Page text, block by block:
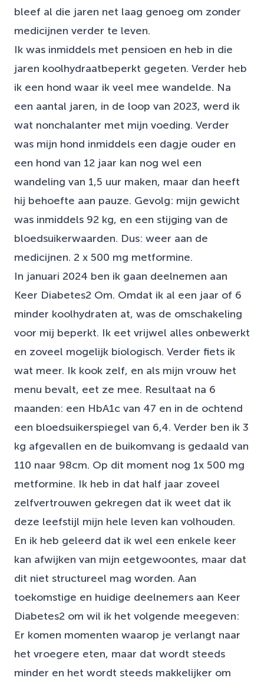
bleef al die jaren net laag genoeg om zonder
medicijnen verder te leven.
Ik was inmiddels met pensioen en heb in die
jaren koolhydraatbeperkt gegeten. Verder heb
ik een hond waar ik veel mee wandelde. Na
een aantal jaren, in de loop van 2023, werd ik
wat nonchalanter met mijn voeding. Verder
was mijn hond inmiddels een dagje ouder en
een hond van 12 jaar kan nog wel een
wandeling van 1,5 uur maken, maar dan heeft
hij behoefte aan pauze. Gevolg: mijn gewicht
was inmiddels 92 kg, en een stijging van de
bloedsuikerwaarden. Dus: weer aan de
medicijnen. 2 x 500 mg metformine.
In januari 2024 ben ik gaan deelnemen aan
Keer Diabetes2 Om. Omdat ik al een jaar of 6
minder koolhydraten at, was de omschakeling
voor mij beperkt. Ik eet vrijwel alles onbewerkt
en zoveel mogelijk biologisch. Verder fiets ik
wat meer. Ik kook zelf, en als mijn vrouw het
menu bevalt, eet ze mee. Resultaat na 6
maanden: een HbA1c van 47 en in de ochtend
een bloedsuikerspiegel van 6,4. Verder ben ik 3
kg afgevallen en de buikomvang is gedaald van
110 naar 98cm. Op dit moment nog 1x 500 mg
metformine. Ik heb in dat half jaar zoveel
zelfvertrouwen gekregen dat ik weet dat ik
deze leefstijl mijn hele leven kan volhouden.
En ik heb geleerd dat ik wel een enkele keer
kan afwijken van mijn eetgewoontes, maar dat
dit niet structureel mag worden. Aan
toekomstige en huidige deelnemers aan Keer
Diabetes2 om wil ik het volgende meegeven:
Er komen momenten waarop je verlangt naar
het vroegere eten, maar dat wordt steeds
minder en het wordt steeds makkelijker om